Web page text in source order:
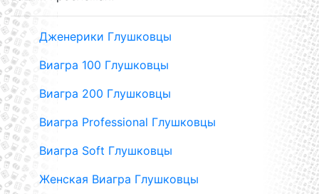
Дженерики Глушковцы
Виагра 100 Глушковцы
Виагра 200 Глушковцы
Виагра Professional Глушковцы
Виагра Soft Глушковцы
Женская Виагра Глушковцы